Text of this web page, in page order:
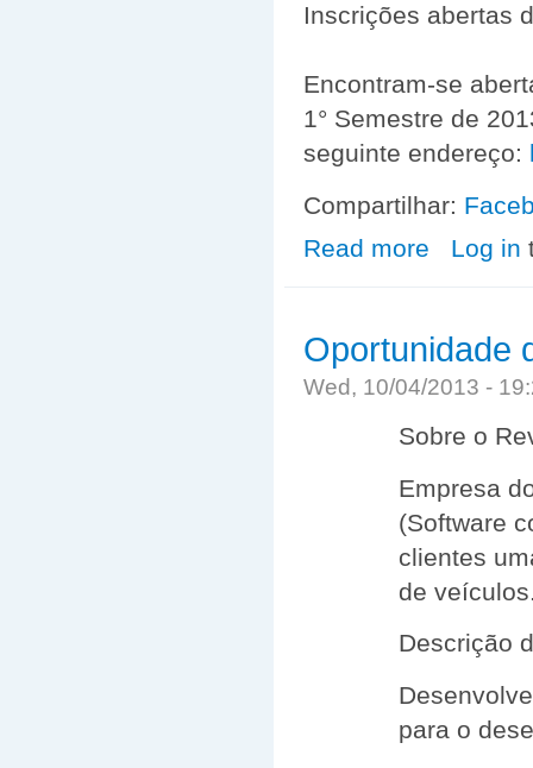
Inscrições abertas
Encontram-se
1° Semestre de
seguinte endereço:
Compartilhar:
Read more about
Log in
Oportunidade
Wed, 10/04/2013 -
Sobre o
Empresa
(Software
clientes
de
Descrição
para o